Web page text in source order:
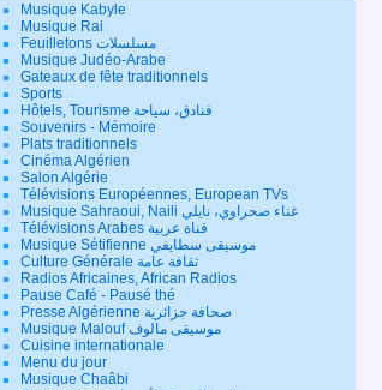
Musique Kabyle
Musique Rai
Feuilletons مسلسلات
Musique Judéo-Arabe
Gateaux de fête traditionnels
Sports
Hôtels, Tourisme فنادق، سياحة
Souvenirs - Mémoire
Plats traditionnels
Cinéma Algérien
Salon Algérie
Télévisions Européennes, European TVs
Musique Sahraoui, Naili غناء صحراوي، نايلي
Télévisions Arabes قناة عربية
Musique Sétifienne موسيقى سطايفي
Culture Générale ثقافة عامة
Radios Africaines, African Radios
Pause Café - Pausé thé
Presse Algérienne صحافة جزائرية
Musique Malouf موسيقى مالوف
Cuisine internationale
Menu du jour
Musique Chaâbi